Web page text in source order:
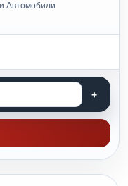
Автомобили